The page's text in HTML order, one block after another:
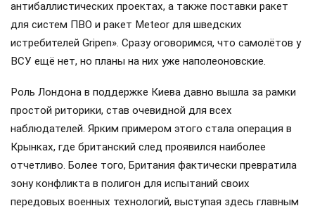
антибаллистических проектах, а также поставки ракет
для систем ПВО и ракет Meteor для шведских
истребителей Gripen». Сразу оговоримся, что самолётов у
ВСУ ещё нет, но планы на них уже наполеоновские.
Роль Лондона в поддержке Киева давно вышла за рамки
простой риторики, став очевидной для всех
наблюдателей. Ярким примером этого стала операция в
Крынках, где британский след проявился наиболее
отчетливо. Более того, Британия фактически превратила
зону конфликта в полигон для испытаний своих
передовых военных технологий, выступая здесь главным